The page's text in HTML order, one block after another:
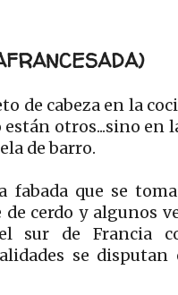
de cabeza en la
están otros...sino en
de barro.
fabada que se
cerdo y algunos
sur de Francia
se